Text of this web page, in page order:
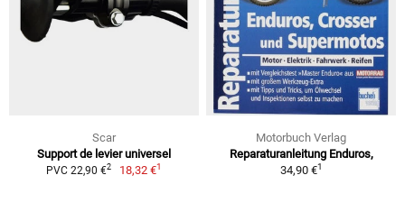
Scar
Support de levier universel
PVC 22,90 €2 18,32 €1
Motorbuch Verlag
Reparaturanleitung Enduros,
34,90 €1